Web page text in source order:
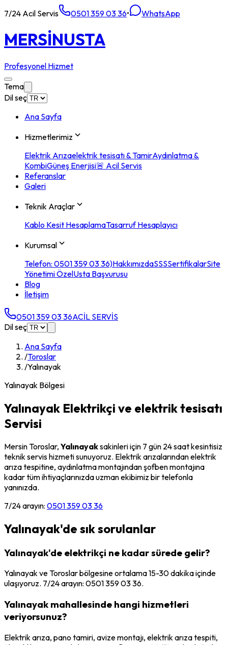
7/24 Acil Servis 0501 359 03 36• WhatsApp
MERSİNUSTA
Profesyonel Hizmet
Tema
Dil seç
Ana Sayfa
Hizmetlerimiz
Elektrik Arızaelektrik tesisatı & TamirAydınlatma &
KombiGüneş Enerjisi🚨 Acil Servis
Referanslar
Galeri
Teknik Araçlar
Kablo Kesit HesaplamaTasarruf Hesaplayıcı
Kurumsal
Telefon: 0501 359 03 36)HakkımızdaSSSSertifikalarSite
Yönetimi ÖzelUsta Başvurusu
Blog
İletişim
0501 359 03 36ACİL SERVİS
Dil seç
Ana Sayfa
/Toroslar
/Yalınayak
Yalınayak Bölgesi
Yalınayak Elektrikçi ve elektrik tesisatı
Servisi
MersinToroslar, Yalınayaksakinleri için 7 gün 24 saat kesintisiz
teknik servis hizmeti sunuyoruz. Elektrik arızalarından elektrik
arıza tespitine, aydınlatma montajından şofben montajına
kadar tüm ihtiyaçlarınızda uzman ekibimiz bir telefonla
yanınızda.
7/24 arayın: 0501 359 03 36
Yalınayak'de sık sorulanlar
Yalınayak'de elektrikçi ne kadar sürede gelir?
Yalınayak ve Toroslar bölgesine ortalama 15-30 dakika içinde
ulaşıyoruz. 7/24 arayın: 0501 359 03 36.
Yalınayak mahallesinde hangi hizmetleri
veriyorsunuz?
Elektrik arıza, pano tamiri, avize montajı, elektrik arıza tespiti,